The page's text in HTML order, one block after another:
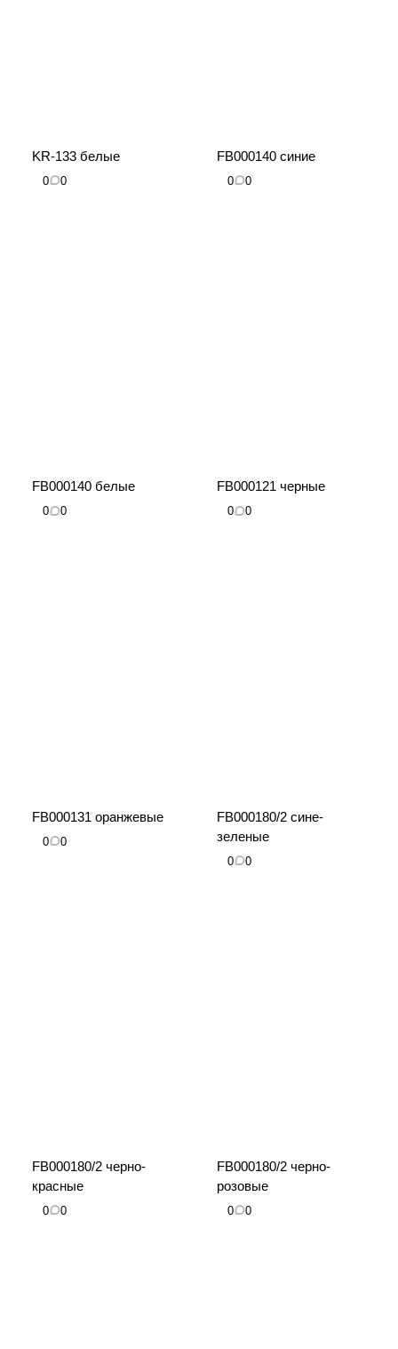
KR-133 белые
0 0
FB000140 синие
0 0
FB000140 белые
0 0
FB000121 черные
0 0
FB000131 оранжевые
0 0
FB000180/2 сине-
зеленые
0 0
FB000180/2 черно-
красные
0 0
FB000180/2 черно-
розовые
0 0